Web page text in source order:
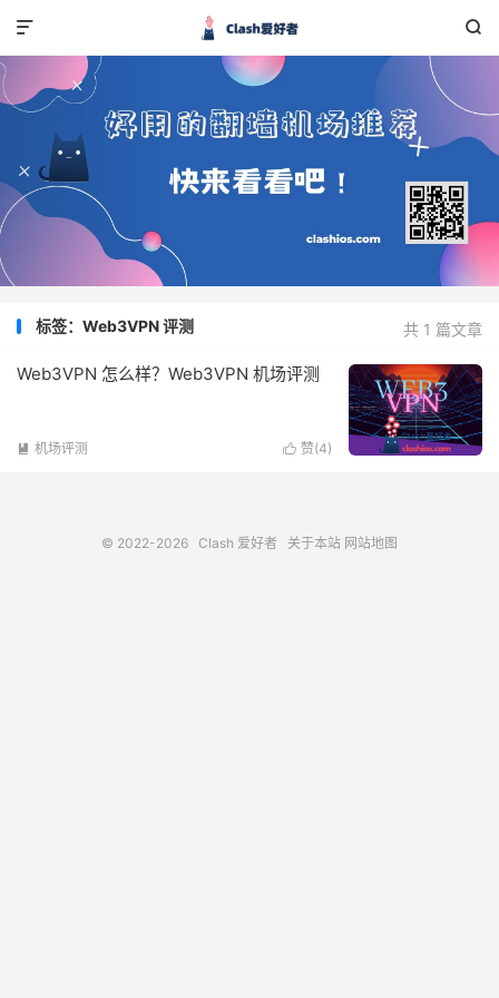


共 1 篇文章
标签：Web3VPN 评测
Web3VPN 怎么样？Web3VPN 机场评测
 赞(4)
 机场评测
© 2022-2026 Clash 爱好者 关于本站 网站地图